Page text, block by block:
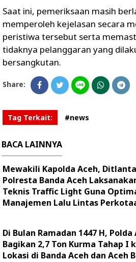
Saat ini, pemeriksaan masih
memperoleh kejelasan secara
peristiwa tersebut serta
tidaknya pelanggaran yang
bersangkutan.
Share:
Tag Terkait: #news
BACA LAINNYA
Mewakili Kapolda Aceh,
Polresta Banda Aceh
Teknis Traffic Light Guna
Manajemen Lalu Lintas
Di Bulan Ramadan 1447 H, Polda
Bagikan 2,7 Ton Kurma Tahap I
Lokasi di Banda Aceh dan Aceh